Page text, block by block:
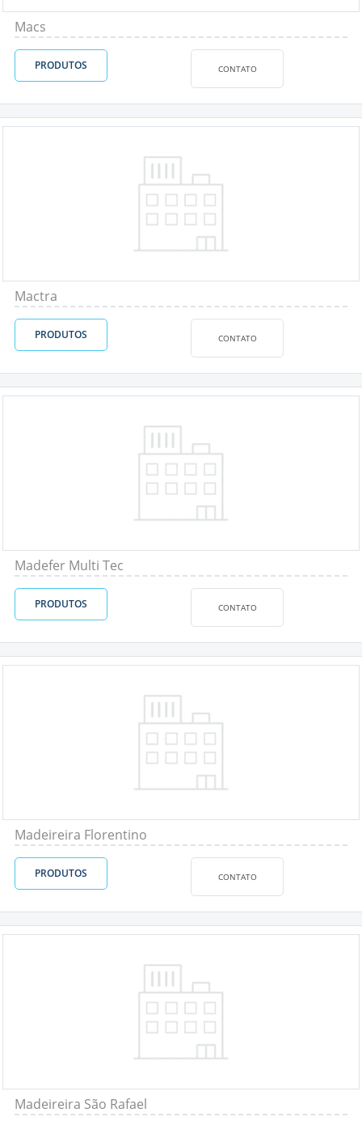
Macs
PRODUTOS CONTATO
Mactra
PRODUTOS CONTATO
Madefer Multi Tec
PRODUTOS CONTATO
Madeireira Florentino
PRODUTOS CONTATO
Madeireira São Rafael